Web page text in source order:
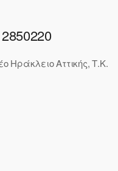
Ηράκλειο Αττικής, Τ.Κ.